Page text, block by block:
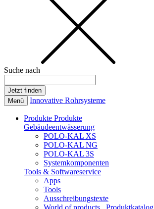
Suche nach
Menü Innovative Rohrsysteme
Produkte Produkte
Gebäudeentwässerung
POLO-KAL XS
POLO-KAL NG
POLO-KAL 3S
Systemkomponenten
Tools & Softwareservice
Apps
Tools
Ausschreibungstexte